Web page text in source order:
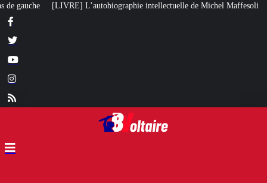
intellectuelle de Michel Maffesoli Pour regagner son influence